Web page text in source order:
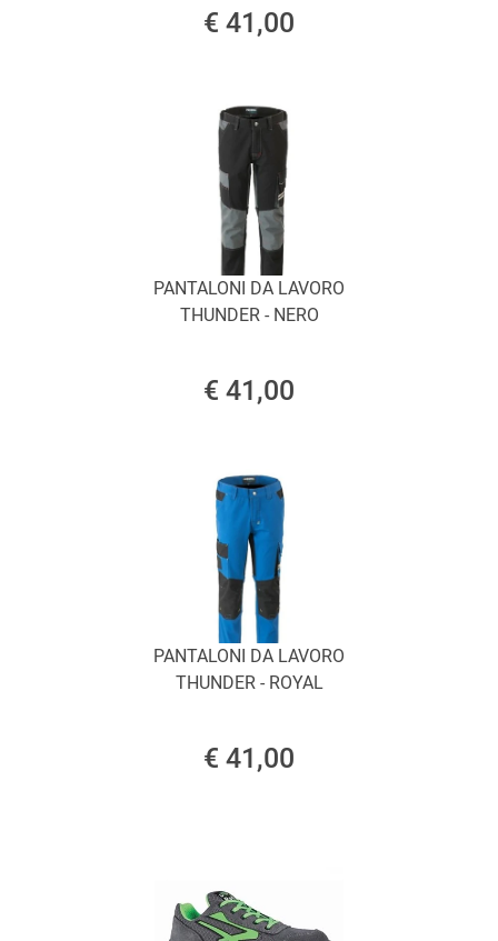
€ 41,00
PANTALONI DA LAVORO
THUNDER - NERO
€ 41,00
PANTALONI DA LAVORO
THUNDER - ROYAL
€ 41,00